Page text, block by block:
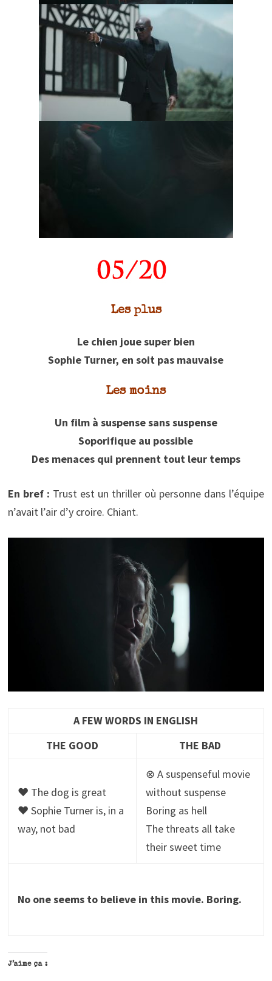
Les plus
Le chien joue super bien
Sophie Turner, en soit pas mauvaise
Les moins
Un film à suspense sans suspense
Soporifique au possible
Des menaces qui prennent tout leur temps
En bref : Trust est un thriller où personne dans l’équipe
n’avait l’air d’y croire. Chiant.
A FEW WORDS IN ENGLISH
THE GOOD
THE BAD
♥ The dog is great
♥ Sophie Turner is, in a
way, not bad
⊗ A suspenseful movie
without suspense
Boring as hell
The threats all take
their sweet time
No one seems to believe in this movie. Boring.
J’aime ça :